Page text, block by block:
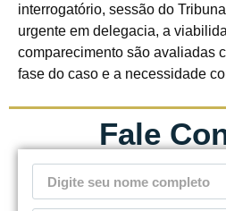
interrogatório, sessão do
urgente em delegacia, a
comparecimento são avaliadas
fase do caso e a necessidade
Fale